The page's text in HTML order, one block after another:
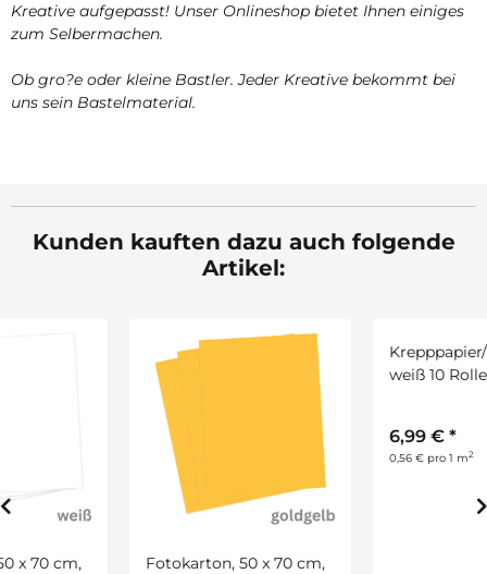
Kreative aufgepasst! Unser Onlineshop bietet Ihnen einiges
zum Selbermachen.
Ob gro?e oder kleine Bastler. Jeder Kreative bekommt bei
uns sein Bastelmaterial.
Kunden kauften dazu auch folgende
Artikel:
Fotokarton, 50 x 70 cm,
Krepppapier/Feinkrepp